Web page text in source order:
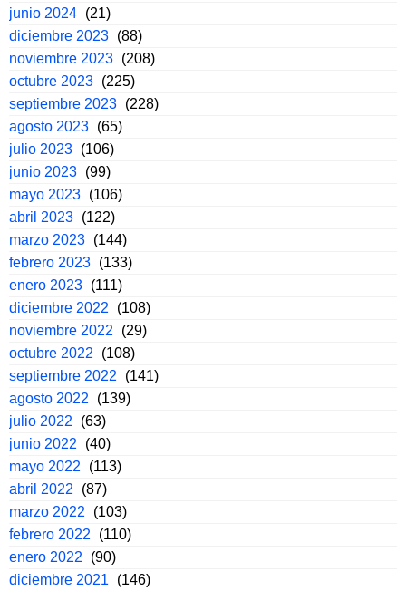
junio 2024 (21)
diciembre 2023 (88)
noviembre 2023 (208)
octubre 2023 (225)
septiembre 2023 (228)
agosto 2023 (65)
julio 2023 (106)
junio 2023 (99)
mayo 2023 (106)
abril 2023 (122)
marzo 2023 (144)
febrero 2023 (133)
enero 2023 (111)
diciembre 2022
(108)
noviembre 2022
(29)
octubre 2022
(108)
septiembre 2022
(141)
agosto 2022
(139)
julio 2022
(63)
junio 2022
(40)
mayo 2022
(113)
abril 2022
(87)
marzo 2022
(103)
febrero 2022
(110)
enero 2022
(90)
diciembre 2021
(146)